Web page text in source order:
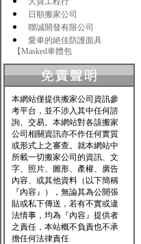
日順搬家公司
聯誠開發有限公司
愛車的絕佳防護面具
【Masked車體包
本網站僅提供搬家公司資訊參
考平台，並不涉入其中任何諮
詢、交易。本網站對各該搬家
公司相關資訊亦不作任何實質
或形式上之審查。就本網站中
所載一切搬家公司的資訊、文
字、照片、圖形、產權、廣告
內容、或其他資料（以下簡稱
『內容』），無論其為公開張
貼或私下傳送，若有不實或違
法情事，均為『內容』提供者
之責任，本站概不負責也不承
擔任何法律責任